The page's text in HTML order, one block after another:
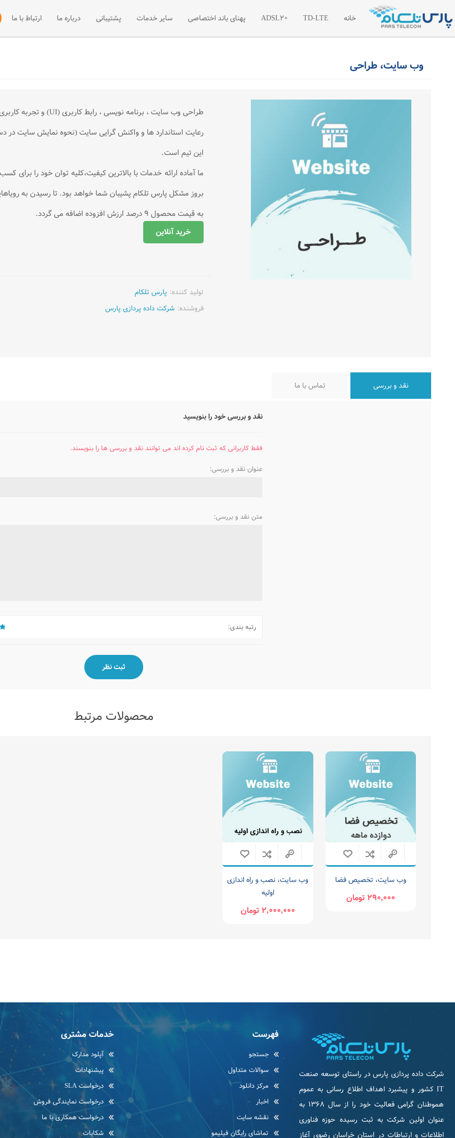
خانه TD-LTE
بسته های آغازین TD-LTE
+ADSL2
ترافیک مازاد اینترنت +ADSL2
پهنای باند اختصاصی سایر خدمات پشتیبانی درباره ما ارتباط با ما
وب سایت، طراحی
طراحی وب سایت ، برنامه نویسی ، رابط کاربری (UI) و تجربه کاربری(UX) از جمله فعالیت های این مجموعه میباشد.
رعایت استاندارد ها و واکنش گرایی سایت (نحوه نمایش سایت
این تیم است.
ما آماده ارائه خدمات با بالاترین کیفیت،کلیه توان خود را
بروز مشکل پارس تلکام پشیبان شما خواهد بود. تا رسیدن به
به قیمت محصول 9 درصد ارزش افزوده اضافه می گردد.
خرید آنلاین
تولید کننده: پارس تلکام
فروشنده: شرکت داده پردازی پارس
نقد و بررسی تماس با ما
نقد و بررسی خود را بنویسید
فقط کاربرانی که ثبت نام کرده اند می توانند نقد و بررسی ها را بنویسند.
عنوان نقد و بررسی:
متن نقد و بررسی:
رتبه بندی:
محصولات مرتبط
وب سایت، تخصیص فضا
290,000 تومان
وب سایت، نصب و راه اندازی
اولیه
2,000,000 تومان
شرکت داده پردازی پارس در راستای توسعه صنعت
IT كشور و پیشبرد اهداف اطلاع رسانی به عموم
هموطنان گرامی فعاليت خود را از سال ۱۳۶۸ به
عنوان اولین شرکت به ثبت رسیده حوزه فناوری
اطلاعات و ارتباطات در استان خراسان رضوی آغاز
فهرست
جستجو
سوالات متداول
مرکز دانلود
اخبار
نقشه سایت
تماشای رایگان فیلیمو
خدمات مشتری
آپلود مدارک
پیشنهادات
درخواست SLA
درخواست نمایندگی فروش
درخواست همکاری با ما
شکایات